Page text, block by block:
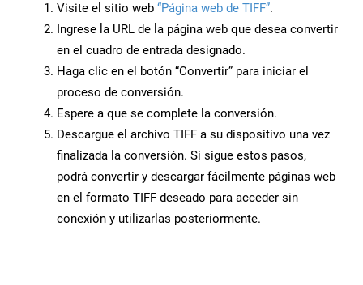
Visite el sitio web “Página web de TIFF”.
Ingrese la URL de la página web que desea convertir
en el cuadro de entrada designado.
Haga clic en el botón “Convertir” para iniciar el
proceso de conversión.
Espere a que se complete la conversión.
Descargue el archivo TIFF a su dispositivo una vez
finalizada la conversión. Si sigue estos pasos,
podrá convertir y descargar fácilmente páginas web
en el formato TIFF deseado para acceder sin
conexión y utilizarlas posteriormente.